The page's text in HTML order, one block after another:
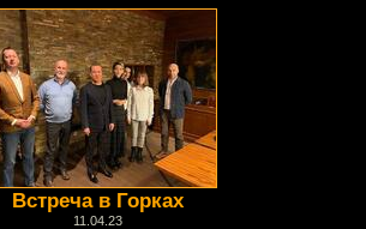
Встреча в Горках
11.04.23